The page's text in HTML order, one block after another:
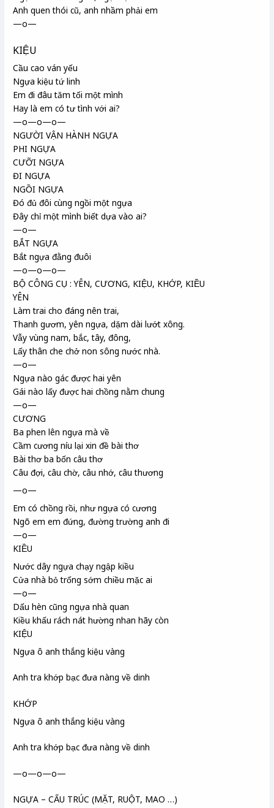
Anh quen thói cũ, anh nhầm phải em
—o—
KIỆU
Cầu cao ván yếu
Ngựa kiệu tứ linh
Em đi đâu tăm tối một mình
Hay là em có tư tình với ai?
—o—o—o—
NGƯỜI VẬN HÀNH NGỰA
PHI NGỰA
CƯỠI NGỰA
ĐI NGỰA
NGỒI NGỰA
Đó đủ đôi cùng ngồi một ngựa
Đây chỉ một mình biết dựa vào ai?
—o—
BẮT NGỰA
Bắt ngựa đằng đuôi
—o—o—o—
BỘ CÔNG CỤ : YÊN, CƯƠNG, KIỆU, KHỚP, KIỀU
YÊN
Làm trai cho đáng nên trai,
Thanh gươm, yên ngựa, dặm dài lướt xông.
Vẫy vùng nam, bắc, tây, đông,
Lấy thân che chở non sông nước nhà.
—o—
Ngựa nào gác được hai yên
Gái nào lấy được hai chồng nằm chung
—o—
CƯƠNG
Ba phen lên ngựa mà về
Cầm cương níu lại xin đề bài thơ
Bài thơ ba bốn câu thơ
Câu đợi, câu chờ, câu nhớ, câu thương
—o—
Em có chồng rồi, như ngựa có cương
Ngõ em em đứng, đường trường anh đi
—o—
KIỀU
Nước dây ngựa chạy ngập kiều
Cửa nhà bỏ trống sớm chiều mặc ai
—o—
Dấu hèn cũng ngựa nhà quan
Kiều khấu rách nát hường nhan hãy còn
KIỆU
Ngựa ô anh thắng kiệu vàng
Anh tra khớp bạc đưa nàng về dinh
KHỚP
Ngựa ô anh thắng kiệu vàng
Anh tra khớp bạc đưa nàng về dinh
—o—o—o—
NGỰA – CẤU TRÚC (MẶT, RUỘT, MAO …)